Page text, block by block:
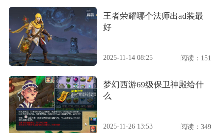
王者荣耀哪个法师出ad装最
好
2025-11-14 08:25 阅读：151
梦幻西游69级保卫神殿给什
么
2025-11-26 13:53 阅读：349